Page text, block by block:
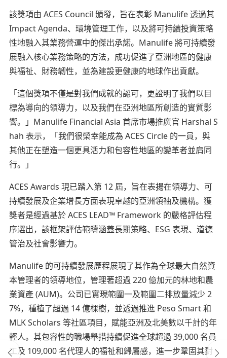
該獎項由 ACES Council 頒發，旨在表彰 Manulife 透過其
Impact Agenda、環境管理工作，以及將可持續投資策略
性地融入其業務營運中的傑出承諾。Manulife 將可持續發
展融入核心業務策略的方法，成功促進了亞洲地區的健康
與福祉、財務韌性，並為建設更健康的地球作出貢獻。
「這個獎項不僅是對我們成就的認可，更證明了我們以目
標為導向的領導力，以及我們在亞洲地區所創造的實質影
響。」Manulife Financial Asia 首席市場推廣官 Harshal S
hah 表示，「我們很榮幸能成為 ACES Circle 的一員，與
其他正在塑造一個更具活力和包容性地區的變革者並肩同
行。」
ACES Awards 現已踏入第 12 屆，旨在表揚在領導力、可
持續發展及企業增長方面表現卓越的亞洲領袖及機構。獲
獎者是經過基於 ACES LEAD™ Framework 的嚴格評估程
序選出，該框架評估範疇涵蓋長期策略、ESG 表現、道德
管治及社會影響力。
Manulife 的可持續發展歷程展現了其作為全球最大自然資
本管理者的領導地位，管理著超過 220 億加元的林地和農
業資產 (AUM)。公司已實現範圍一及範圍二排放量減少 2
7%，種植了超過 14 億棵樹，並透過推進 Peso Smart 和
MLK Scholars 等社區項目，賦能亞洲及北美數以千計的年
輕人。其包容性的職場舉措持續促進全球超過 39,000 名員
工及 109,000 名代理人的福祉和歸屬感，進一步鞏固其對